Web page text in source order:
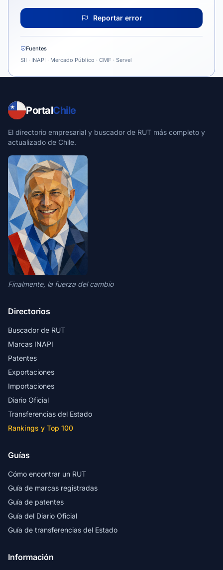
Reportar error
Fuentes
SII · INAPI · Mercado Público · CMF · Servel
PortalChile
El directorio empresarial y buscador de RUT más completo y
actualizado de Chile.
Finalmente, la fuerza del cambio
Directorios
Buscador de RUT
Marcas INAPI
Patentes
Exportaciones
Importaciones
Diario Oficial
Transferencias del Estado
Rankings y Top 100
Guías
Cómo encontrar un RUT
Guía de marcas registradas
Guía de patentes
Guía del Diario Oficial
Guía de transferencias del Estado
Información